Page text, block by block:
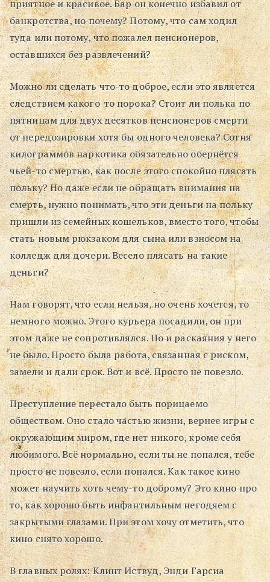
приятное и красивое. Бар он конечно избавил от
банкротства, но почему? Потому, что сам ходил
туда или потому, что пожалел пенсионеров,
оставшихся без развлечений?
Можно ли сделать что-то доброе, если это является
следствием какого-то порока? Стоит ли полька по
пятницам для двух десятков пенсионеров смерти
от передозировки хотя бы одного человека? Сотня
килограммов наркотика обязательно обернётся
чьей-то смертью, как после этого спокойно плясать
польку? Но даже если не обращать внимания на
смерть, нужно понимать, что эти деньги на польку
пришли из семейных кошельков, вместо того, чтобы
стать новым рюкзаком для сына или взносом на
колледж для дочери. Весело плясать на такие
деньги?
Нам говорят, что если нельзя, но очень хочется, то
немного можно. Этого курьера посадили, он при
этом даже не сопротивлялся. Но и раскаяния у него
не было. Просто была работа, связанная с риском,
замели и дали срок. Вот и всё. Просто не повезло.
Преступление перестало быть порицаемо
обществом. Оно стало частью жизни, вернее игры с
окружающим миром, где нет никого, кроме себя
любимого. Всё нормально, если ты не попался, тебе
просто не повезло, если попался. Как такое кино
может научить хоть чему-то доброму? Это кино про
то, как хорошо быть инфантильным негодяем с
закрытыми глазами. При этом хочу отметить, что
кино снято хорошо.
В главных ролях: Клинт Иствуд, Энди Гарсиа